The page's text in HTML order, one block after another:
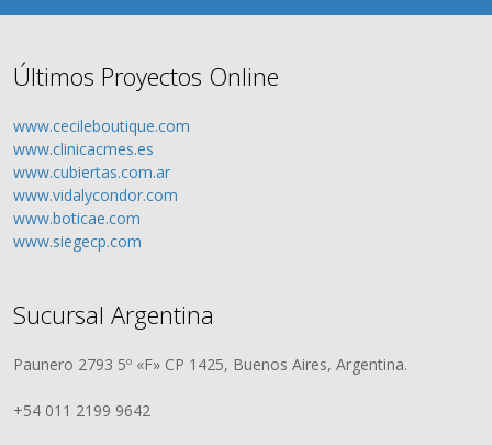
Últimos Proyectos Online
www.cecileboutique.com
www.clinicacmes.es
www.cubiertas.com.ar
www.vidalycondor.com
www.boticae.com
www.siegecp.com
Sucursal Argentina
Paunero 2793 5º «F» CP 1425, Buenos Aires, Argentina.
+54 011 2199 9642